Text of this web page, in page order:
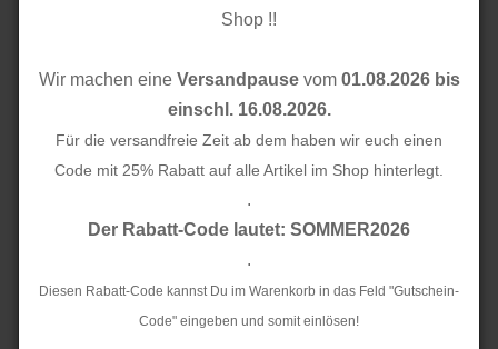
Shop !!
Wir machen eine Versandpausevom 01.08.2026 bis
einschl. 16.08.2026.
Für die versandfreie Zeit ab dem haben wir euch einen
Code mit 25% Rabatt auf alle Artikel im Shop hinterlegt.
.
Der Rabatt-Code lautet: SOMMER2026
.
Diesen Rabatt-Code kannst Du im Warenkorb in das Feld "Gutschein-
Code" eingeben und somit einlösen!